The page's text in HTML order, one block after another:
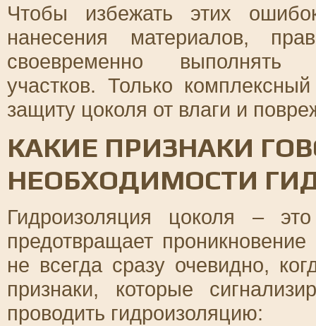
Чтобы избежать этих
нанесения материалов,
своевременно выполнять
участков. Только
защиту цоколя от влаги и
КАКИЕ ПРИЗНАКИ
НЕОБХОДИМОСТИ
Гидроизоляция цоколя –
предотвращает
не всегда сразу очевидно,
признаки, которые
проводить гидроизоляцию: